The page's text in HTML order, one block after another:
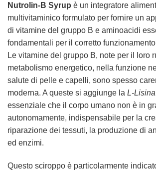
Nutrolin-B Syrup è un integratore
multivitaminico formulato per fornire un
di vitamine del gruppo B e aminoacidi
fondamentali per il corretto
Le vitamine del gruppo B, note per il loro
metabolismo energetico, nella funzione
salute di pelle e capelli, sono spesso
moderna. A queste si aggiunge la L-Lisina
essenziale che il corpo umano non è in
autonomamente, indispensabile per la
riparazione dei tessuti, la produzione di
ed enzimi.
Questo sciroppo è particolarmente